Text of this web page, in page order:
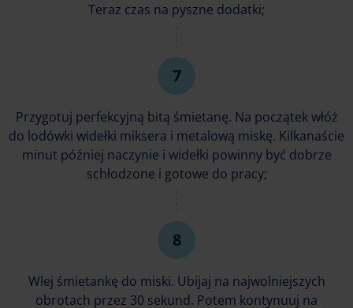
Teraz czas na pyszne dodatki;
Przygotuj perfekcyjną bitą śmietanę. Na początek włóż
do lodówki widełki miksera i metalową miskę. Kilkanaście
minut później naczynie i widełki powinny być dobrze
schłodzone i gotowe do pracy;
Wlej śmietankę do miski. Ubijaj na najwolniejszych
obrotach przez 30 sekund. Potem kontynuuj na